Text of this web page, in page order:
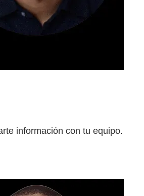
información con tu equipo.